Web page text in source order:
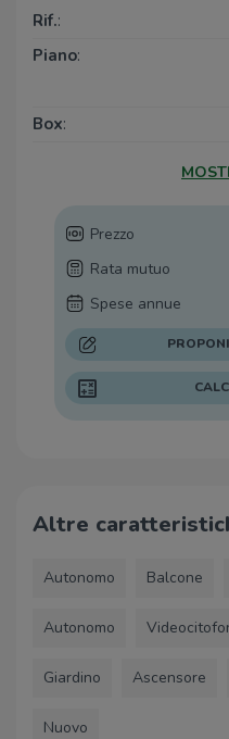
Rif.:
Piano:
Box:
Terrazzi:
Prezzo
Rata mutuo
Spese annue
Altre
Autonomo Balcone
Autonomo
Giardino Ascensore
Nuovo